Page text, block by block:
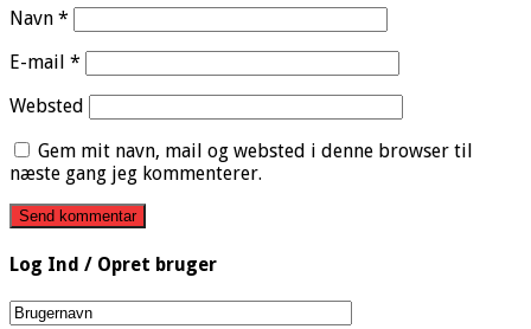
Navn *
E-mail *
Websted
Gem mit navn, mail og websted i denne browser til
næste gang jeg kommenterer.
Log Ind / Opret bruger